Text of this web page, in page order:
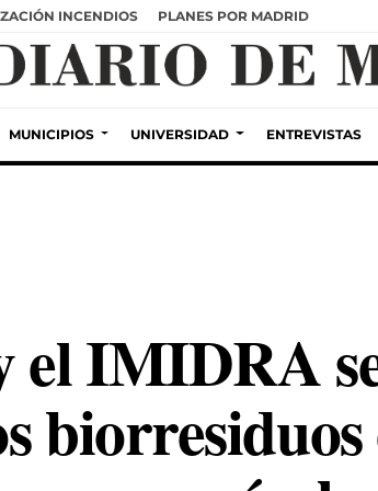
INCENDIOS PLANES POR MADRID
MUNICIPIOS UNIVERSIDAD ENTREVISTAS
el IMIDRA
biorresiduos